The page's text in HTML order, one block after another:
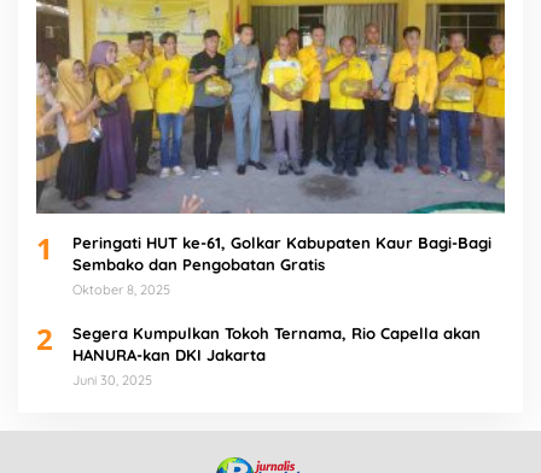
1
Peringati HUT ke-61, Golkar Kabupaten Kaur Bagi-Bagi
Sembako dan Pengobatan Gratis
Oktober 8, 2025
2
Segera Kumpulkan Tokoh Ternama, Rio Capella akan
HANURA-kan DKI Jakarta
Juni 30, 2025